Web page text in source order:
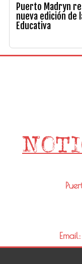
Puerto Madryn
nueva edición de
Educativa